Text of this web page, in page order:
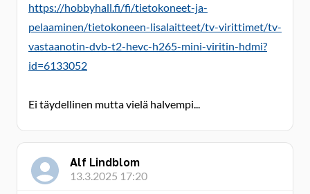
https://hobbyhall.fi/fi/tietokoneet-ja-
pelaaminen/tietokoneen-lisalaitteet/tv-virittimet/tv-
vastaanotin-dvb-t2-hevc-h265-mini-viritin-hdmi?
id=6133052
Ei täydellinen mutta vielä halvempi...
Alf Lindblom
13.3.2025 17:20